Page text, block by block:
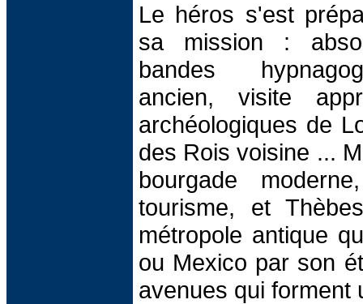
Le héros s'est
sa mission :
bandes
ancien, visite
archéologiques de
des Rois voisine ...
bourgade
tourisme, et
métropole antique
ou Mexico par son
avenues qui forment